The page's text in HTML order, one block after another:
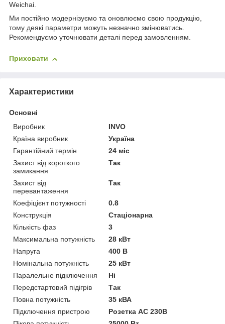
Weichai.
Ми постійно модернізуємо та оновлюємо свою продукцію,
тому деякі параметри можуть незначно змінюватись.
Рекомендуємо уточнювати деталі перед замовленням.
Приховати
Характеристики
Основні
Виробник
INVO
Країна виробник
Україна
Гарантійний термін
24 міс
Захист від короткого
замикання
Так
Захист від
перевантаження
Так
Коефіцієнт потужності
0.8
Конструкція
Стаціонарна
Кількість фаз
3
Максимальна потужність
28 кВт
Напруга
400 В
Номінальна потужність
25 кВт
Паралельне підключення
Ні
Передстартовий підігрів
Так
Повна потужність
35 кВА
Підключення пристрою
Розетка AC 230В